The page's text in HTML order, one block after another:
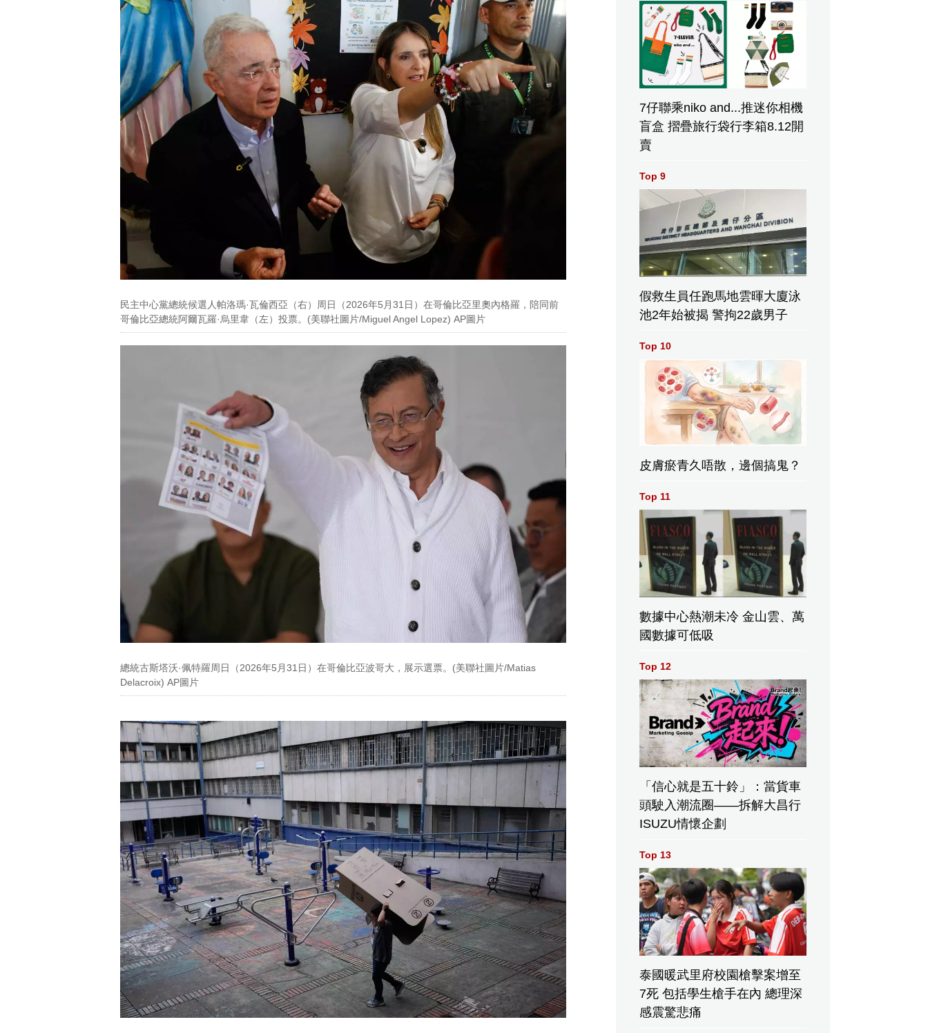
民主中心黨總統候選人帕洛瑪·瓦倫西亞（右）周日（2026年5月31日）在哥倫比亞里奧內格羅，陪同前
哥倫比亞總統阿爾瓦羅·烏里韋（左）投票。(美聯社圖片/Miguel Angel Lopez) AP圖片
總統古斯塔沃·佩特羅周日（2026年5月31日）在哥倫比亞波哥大，展示選票。(美聯社圖片/Matias
Delacroix) AP圖片
7仔聯乘niko and...推迷你相機
盲盒 摺疊旅行袋行李箱8.12開
賣
Top 9
假救生員任跑馬地雲暉大廈泳
池2年始被揭 警拘22歲男子
Top 10
皮膚瘀青久唔散，邊個搞鬼？
Top 11
數據中心熱潮未冷 金山雲、萬
國數據可低吸
Top 12
「信心就是五十鈴」：當貨車
頭駛入潮流圈——拆解大昌行
ISUZU情懷企劃
Top 13
泰國暖武里府校園槍擊案增至
7死 包括學生槍手在內 總理深
感震驚悲痛